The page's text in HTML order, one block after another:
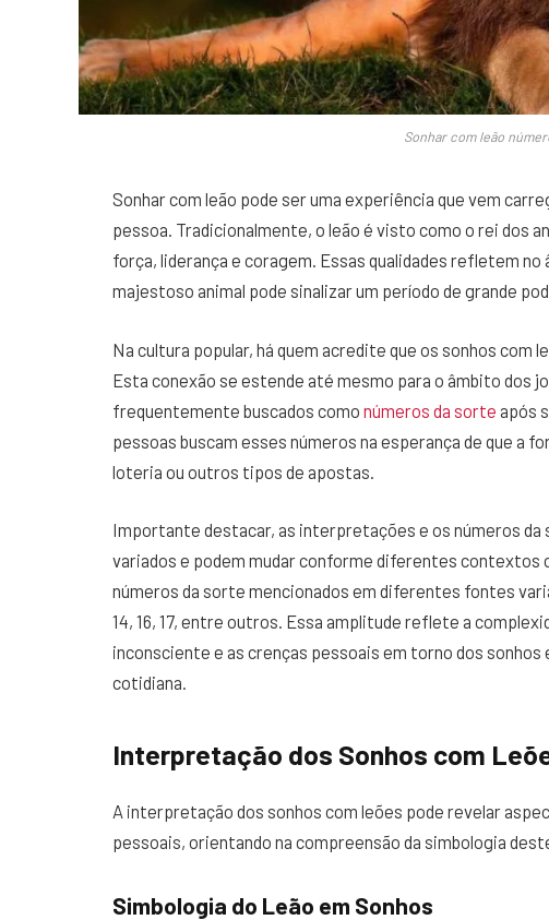
Sonhar com leão
Sonhar com leão pode ser uma experiência que vem
pessoa. Tradicionalmente, o leão é visto como o rei dos
força, liderança e coragem. Essas qualidades refletem
majestoso animal pode sinalizar um período de grande
Na cultura popular, há quem acredite que os sonhos com
Esta conexão se estende até mesmo para o âmbito dos
frequentemente buscados como números da sorte após
pessoas buscam esses números na esperança de que a
loteria ou outros tipos de apostas.
Importante destacar, as interpretações e os números da
variados e podem mudar conforme diferentes contextos
números da sorte mencionados em diferentes fontes
14, 16, 17, entre outros. Essa amplitude reflete a
inconsciente e as crenças pessoais em torno dos
cotidiana.
Interpretação dos Sonhos com
A interpretação dos sonhos com leões pode revelar
pessoais, orientando na compreensão da simbologia
Simbologia do Leão em Sonhos